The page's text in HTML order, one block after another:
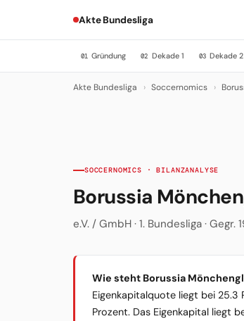
Akte Bundesliga
01 Gründung 02 Dekade 1 03 Dekade 2
Akte Bundesliga › Soccernomics ›
SOCCERNOMICS · BILANZANALYSE
Borussia
e.V. / GmbH · 1. Bundesliga ·
Wie steht Borussia
Eigenkapitalquote liegt bei 25.3
Prozent. Das Eigenkapital liegt